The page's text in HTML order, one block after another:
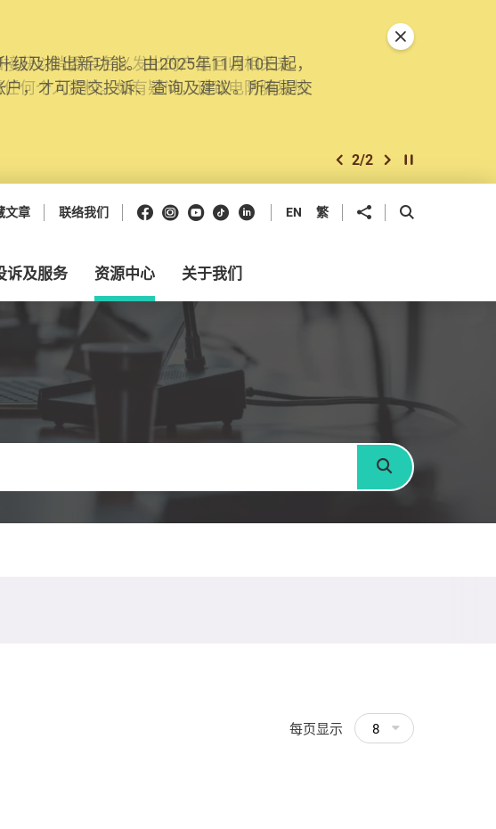
及推出新功能。由2025年11月10日起，
，才可提交投诉、查询及建议。所有提交
上一个
2/2 下一个开始/暂停幻灯
关闭特別通告
文章 联络我们 Facebook
Instagram
Youtube
抖音领英 EN 繁 分享到 开启搜寻框
诉及服务 资源中心 关于我们
搜寻
每页显示 8